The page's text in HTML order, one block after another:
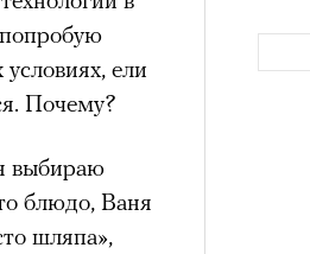
попробую
ели
Почему?
выбираю
блюдо, Ваня
шляпа»,